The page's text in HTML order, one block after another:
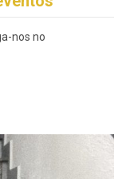
nos no